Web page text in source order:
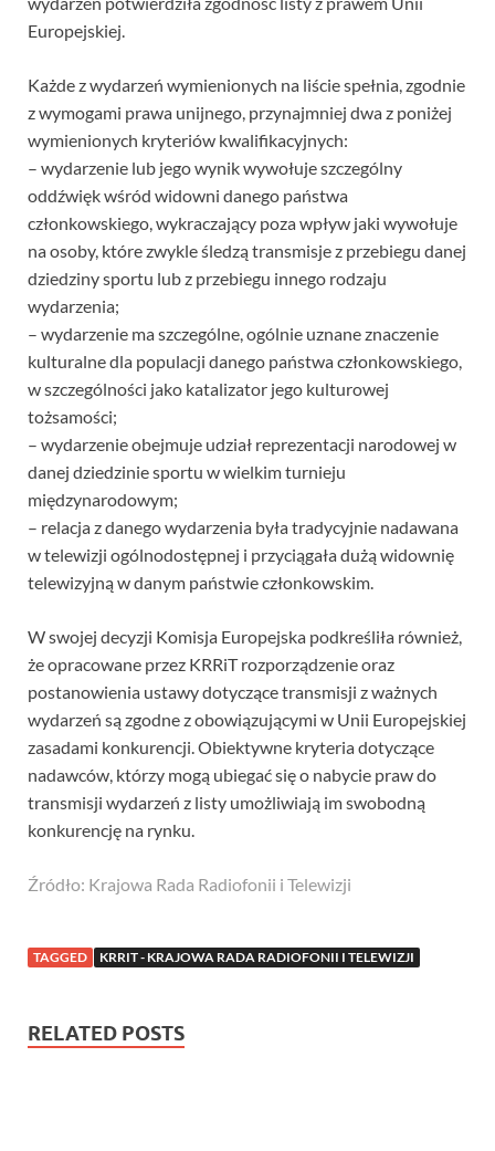
Europejskiej.
Każde z wydarzeń wymienionych na liście spełnia, zgodnie
z wymogami prawa unijnego, przynajmniej dwa z poniżej
wymienionych kryteriów kwalifikacyjnych:
– wydarzenie lub jego wynik wywołuje szczególny
oddźwięk wśród widowni danego państwa
członkowskiego, wykraczający poza wpływ jaki wywołuje
na osoby, które zwykle śledzą transmisje z przebiegu danej
dziedziny sportu lub z przebiegu innego rodzaju
wydarzenia;
– wydarzenie ma szczególne, ogólnie uznane znaczenie
kulturalne dla populacji danego państwa członkowskiego,
w szczególności jako katalizator jego kulturowej
tożsamości;
– wydarzenie obejmuje udział reprezentacji narodowej w
danej dziedzinie sportu w wielkim turnieju
międzynarodowym;
– relacja z danego wydarzenia była tradycyjnie nadawana
w telewizji ogólnodostępnej i przyciągała dużą widownię
telewizyjną w danym państwie członkowskim.
W swojej decyzji Komisja Europejska podkreśliła również,
że opracowane przez KRRiT rozporządzenie oraz
postanowienia ustawy dotyczące transmisji z ważnych
wydarzeń są zgodne z obowiązującymi w Unii Europejskiej
zasadami konkurencji. Obiektywne kryteria dotyczące
nadawców, którzy mogą ubiegać się o nabycie praw do
transmisji wydarzeń z listy umożliwiają im swobodną
konkurencję na rynku.
Źródło: Krajowa Rada Radiofonii i Telewizji
TAGGED KRRIT - KRAJOWA RADA RADIOFONII I TELEWIZJI
RELATED POSTS